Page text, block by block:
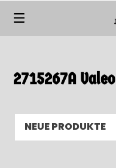
2715267A Valeo